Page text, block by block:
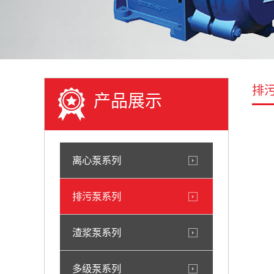
产品展示
离心泵系列
排污泵系列
渣浆泵系列
多级泵系列
排